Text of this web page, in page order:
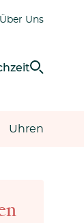
Über Uns
Uhren